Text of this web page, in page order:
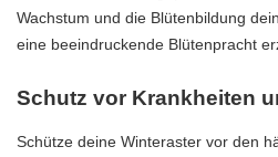
Wachstum und die Blütenbildung
eine beeindruckende Blütenpracht
Schutz vor Krankheiten
Schütze deine Winteraster vor den